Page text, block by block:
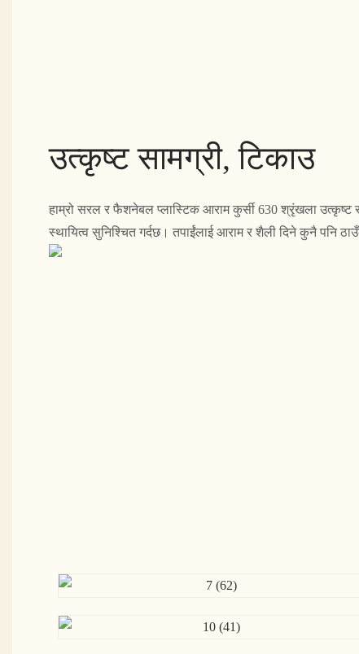
उत्कृष्ट सामग्री, टिकाउ
हाम्रो सरल र फैशनेबल प्लास्टिक आराम कुर्सी 630 श्रृंखला उत्कृष्ट
स्थायित्व सुनिश्चित गर्दछ। तपाईंलाई आराम र शैली दिने कुनै पनि